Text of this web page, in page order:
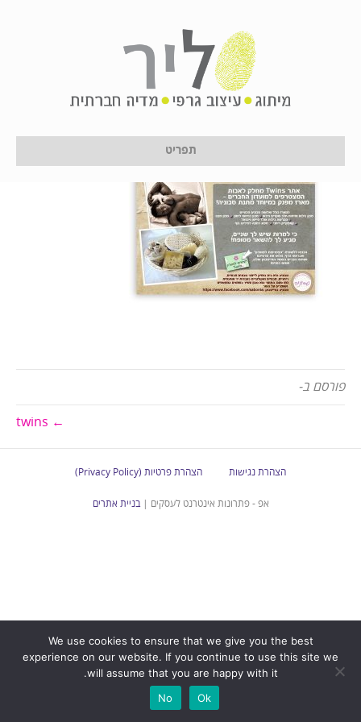
תפריט
twinstab7
11 בינואר 2017
פורסם ב-
← twins
הצהרת נגישות הצהרת פרטיות (Privacy Policy)
אפ - פתרונות אינטרנט לעסקים |בניית אתרים
We use cookies to ensure that we give you the best
experience on our website. If you continue to use this site we
will assume that you are happy with it.
Ok
No